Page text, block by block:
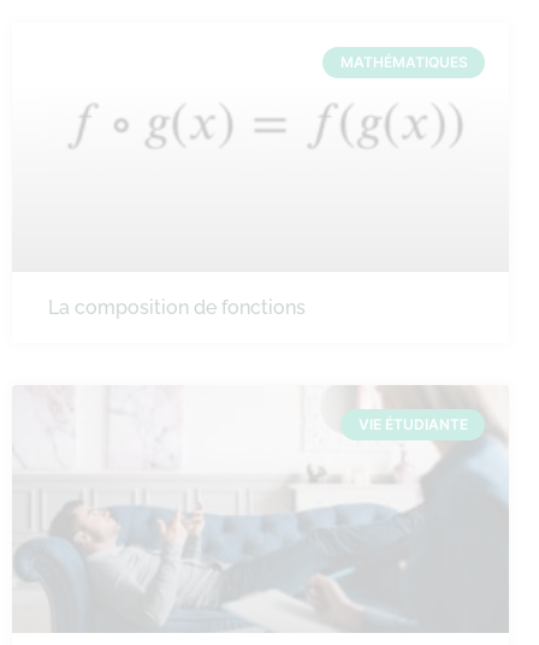
MATHÉMATIQUES
La composition de fonctions
VIE ÉTUDIANTE